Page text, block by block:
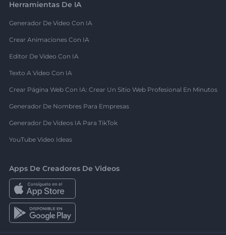
Herramientas De IA
Generador De Video Con IA
Crear Animaciones Con IA
Editor De Video Con IA
Texto A Video Con IA
Crear Página Web Con IA: Crear Un Sitio Web Profesional En Minutos
Generador De Nombres Para Empresas
Generador De Videos IA Para TikTok
YouTube Video Ideas
Apps De Creadores De Videos